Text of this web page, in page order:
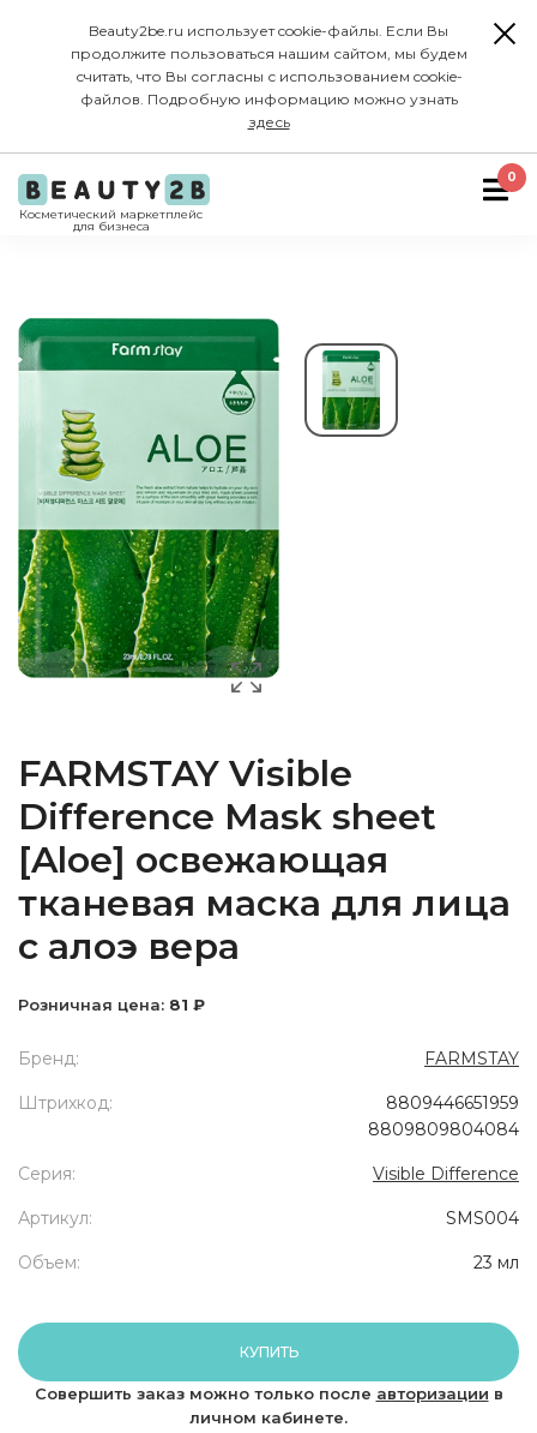
Beauty2be.ru использует cookie-файлы. Если Вы
продолжите пользоваться нашим сайтом, мы будем
считать, что Вы согласны с использованием cookie-
файлов. Подробную информацию можно узнать
здесь
Косметический маркетплейс
для бизнеса
0
FARMSTAY Visible
Difference Mask sheet
[Aloe] освежающая
тканевая маска для лица
с алоэ вера
Розничная цена: 81 ₽
Бренд: FARMSTAY
Штрихкод:
8809446651959
8809809804084
Серия: Visible Difference
Артикул: SMS004
Объем: 23 мл
КУПИТЬ
Совершить заказ можно только после авторизации в
личном кабинете.